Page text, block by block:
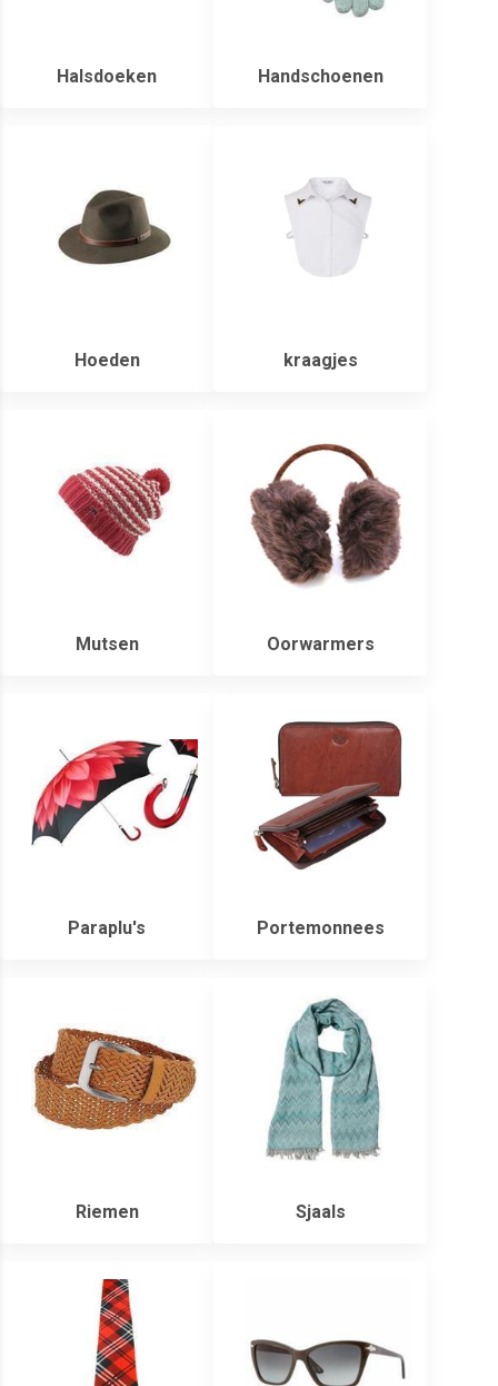
Halsdoeken Handschoenen
Hoeden kraagjes
Mutsen Oorwarmers
Paraplu's Portemonnees
Riemen Sjaals